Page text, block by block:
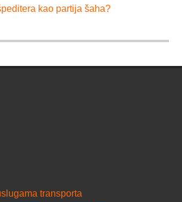
kao partija šaha?
transporta